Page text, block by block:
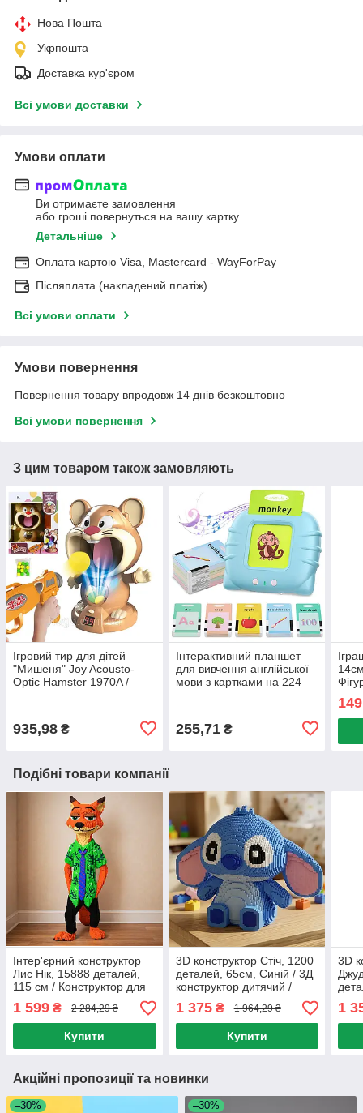
Нова Пошта
Укрпошта
Доставка кур'єром
Всі умови доставки
Умови оплати
Ви отримаєте замовлення
або гроші повернуться на вашу картку
Детальніше
Оплата картою Visa, Mastercard - WayForPay
Післяплата (накладений платіж)
Всі умови оплати
Умови повернення
Повернення товару впродовж 14 днів безкоштовно
Всі умови повернення
З цим товаром також замовляють
Ігровий тир для дітей
"Мишеня" Joy Acousto-
Optic Hamster 1970A /
935,98 ₴
Інтерактивний планшет
для вивчення англійської
мови з картками на 224
255,71₴
Подібні товари компанії
Інтер'єрний конструктор
Лис Нік, 15888 деталей,
115 см / Конструктор для
дорослих та дітей /
Конструктор 3Д
1 599 ₴ 2 284,29 ₴
Купити
3D конструктор Стіч, 1200
деталей, 65см, Синій / 3Д
конструктор дитячий /
Конструктор для дітей /
Конструктор фігурка
1 375₴ 1 964,29 ₴
Купити
3D
/
та
1
Акційні пропозиції та новинки
–30% –30%